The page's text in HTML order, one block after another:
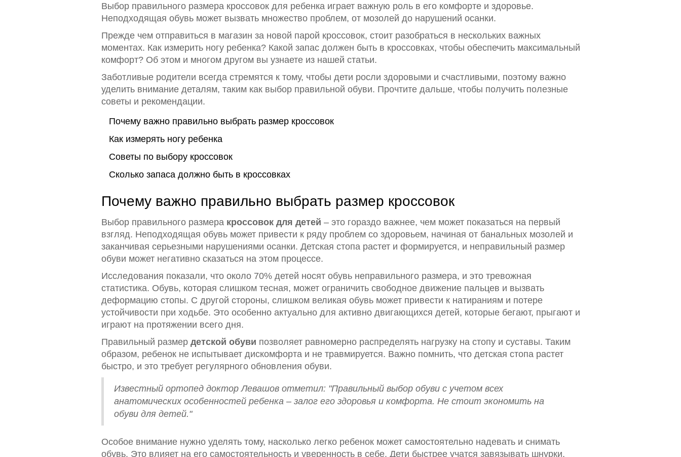
Выбор правильного размера кроссовок для ребенка играет важную роль в его комфорте и здоровье.
Неподходящая обувь может вызвать множество проблем, от мозолей до нарушений осанки.
Прежде чем отправиться в магазин за новой парой кроссовок, стоит разобраться в нескольких важных
моментах. Как измерить ногу ребенка? Какой запас должен быть в кроссовках, чтобы обеспечить максимальный
комфорт? Об этом и многом другом вы узнаете из нашей статьи.
Заботливые родители всегда стремятся к тому, чтобы дети росли здоровыми и счастливыми, поэтому важно
уделить внимание деталям, таким как выбор правильной обуви. Прочтите дальше, чтобы получить полезные
советы и рекомендации.
Почему важно правильно выбрать размер кроссовок
Как измерять ногу ребенка
Советы по выбору кроссовок
Сколько запаса должно быть в кроссовках
Почему важно правильно выбрать размер кроссовок
Выбор правильного размера кроссовок для детей – это гораздо важнее, чем может показаться на первый
взгляд. Неподходящая обувь может привести к ряду проблем со здоровьем, начиная от банальных мозолей и
заканчивая серьезными нарушениями осанки. Детская стопа растет и формируется, и неправильный размер
обуви может негативно сказаться на этом процессе.
Исследования показали, что около 70% детей носят обувь неправильного размера, и это тревожная
статистика. Обувь, которая слишком тесная, может ограничить свободное движение пальцев и вызвать
деформацию стопы. С другой стороны, слишком великая обувь может привести к натираниям и потере
устойчивости при ходьбе. Это особенно актуально для активно двигающихся детей, которые бегают, прыгают и
играют на протяжении всего дня.
Правильный размер детской обуви позволяет равномерно распределять нагрузку на стопу и суставы. Таким
образом, ребенок не испытывает дискомфорта и не травмируется. Важно помнить, что детская стопа растет
быстро, и это требует регулярного обновления обуви.
Известный ортопед доктор Левашов отметил: "Правильный выбор обуви с учетом всех
анатомических особенностей ребенка – залог его здоровья и комфорта. Не стоит экономить на
обуви для детей."
Особое внимание нужно уделять тому, насколько легко ребенок может самостоятельно надевать и снимать
обувь. Это влияет на его самостоятельность и уверенность в себе. Дети быстрее учатся завязывать шнурки,